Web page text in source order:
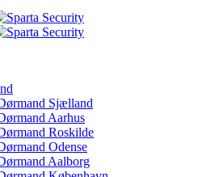
Sjælland
Aarhus
Roskilde
Odense
Aalborg